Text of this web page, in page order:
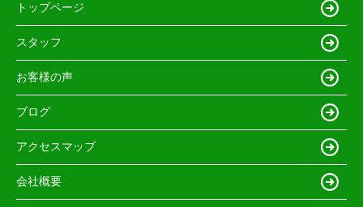
トップページ
スタッフ
お客様の声
ブログ
アクセスマップ
会社概要